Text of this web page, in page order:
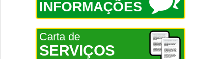
INFORMAÇÕES
Carta de
SERVIÇOS